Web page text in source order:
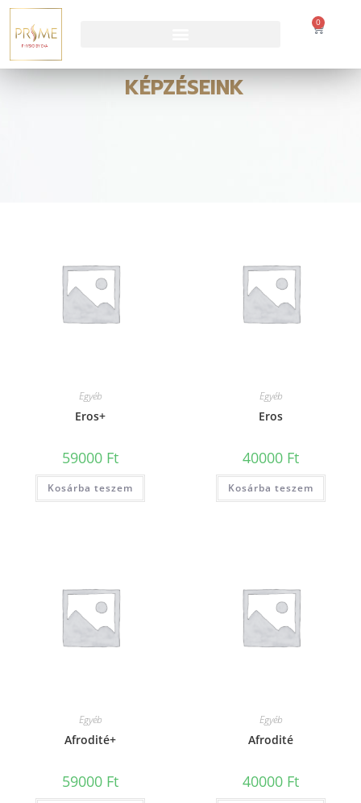
0
KÉPZÉSEINK
Egyéb
Eros+
59000 Ft
Kosárba teszem
Egyéb
Eros
40000 Ft
Kosárba teszem
Egyéb
Afrodité+
59000 Ft
Egyéb
Afrodité
40000 Ft